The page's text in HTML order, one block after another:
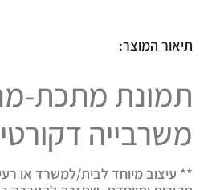
תיאור המוצר:
תמונת מתכת-
משרבייה
** עיצוב מיוחד לבית/למשרד או